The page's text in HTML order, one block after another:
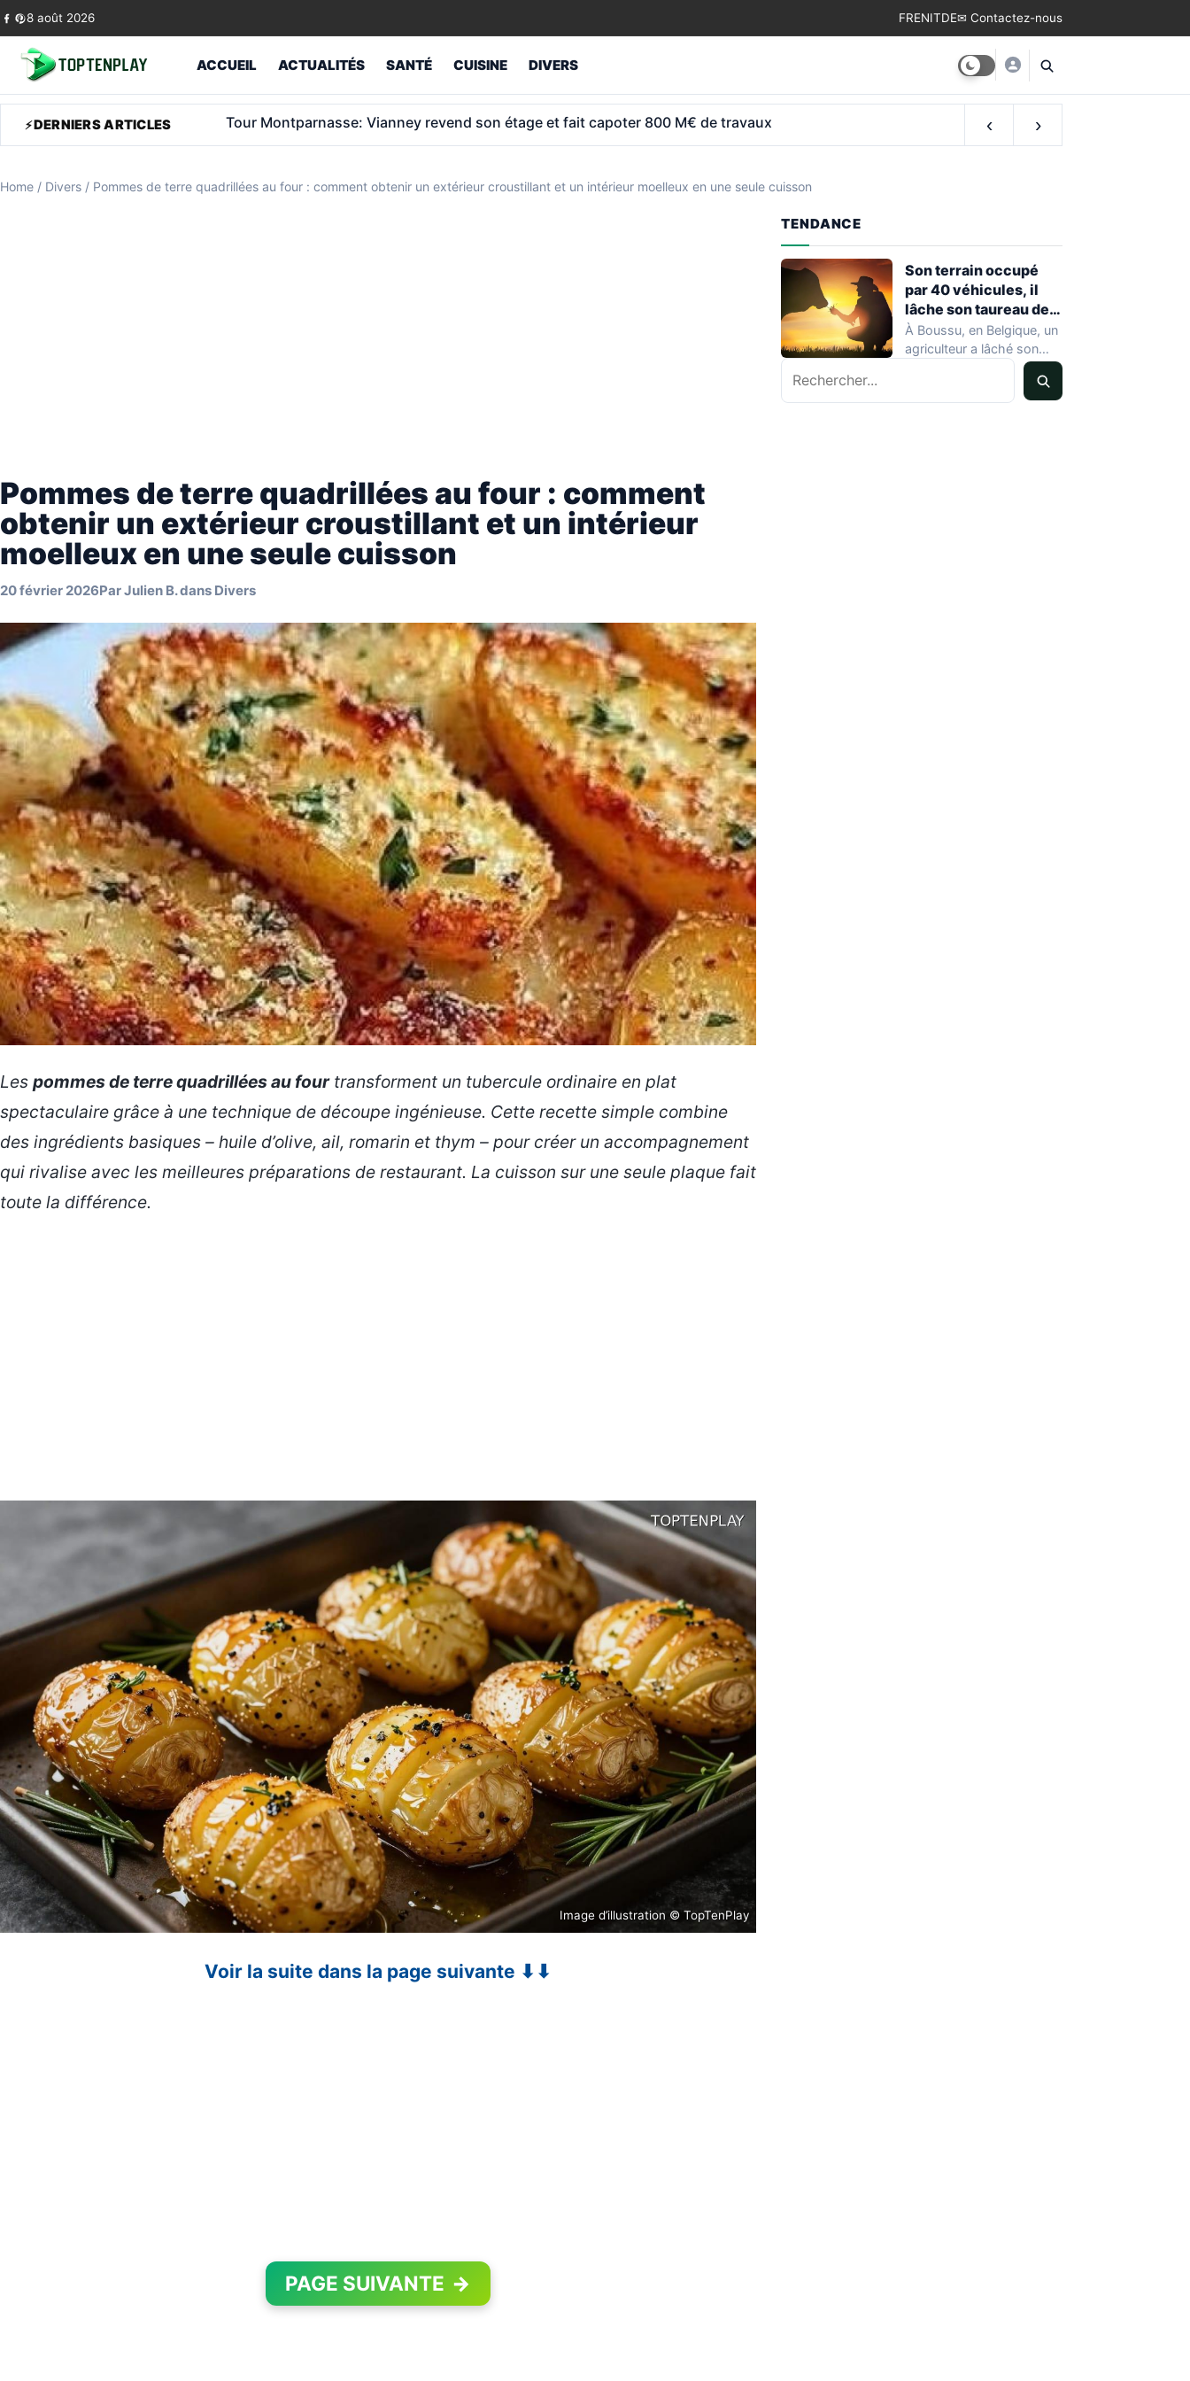
Skip to content
8 août 2026 FRENITDE✉ Contactez-nous
ACCUEIL ACTUALITÉS SANTÉ CUISINE DIVERS
DERNIERS ARTICLES Tour Montparnasse: Vianney revend son étage et fait capoter 800 M€ de travaux ‹ ›
Home / Divers / Pommes de terre quadrillées au four : comment obtenir un extérieur croustillant et un intérieur moelleux en une seule cuisson
Pommes de terre quadrillées au four : comment
obtenir un extérieur croustillant et un intérieur
moelleux en une seule cuisson
20 février 2026ParJulien B.dans Divers
Les pommes de terre quadrillées au fourtransforment un tubercule ordinaire en plat
spectaculaire grâce à une technique de découpe ingénieuse. Cette recette simple combine
des ingrédients basiques – huile d’olive, ail, romarin et thym – pour créer un accompagnement
qui rivalise avec les meilleures préparations de restaurant. La cuisson sur une seule plaque fait
toute la différence.
Image d’illustration © TopTenPlay
Voir la suite dans la page suivante ⬇⬇
PAGE SUIVANTE →
TENDANCE
Son terrain occupé
par 40 véhicules, il
lâche son taureau de
800 kg
À Boussu, en Belgique, un
agriculteur a lâché son
taureau de 800 kilos sur…